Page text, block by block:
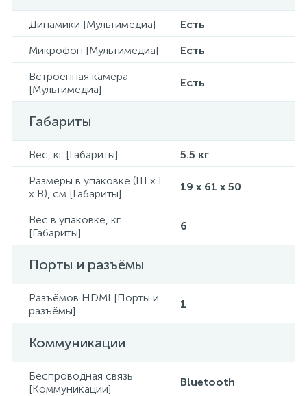
Динамики [Мультимедиа]
Есть
Микрофон [Мультимедиа]
Есть
Встроенная камера
[Мультимедиа]
Есть
Габариты
Вес, кг [Габариты]
5.5 кг
Размеры в упаковке (Ш x Г
x В), см [Габариты]
19 x 61 x 50
Вес в упаковке, кг
[Габариты]
6
Порты и разъёмы
Разъёмов HDMI [Порты и
разъёмы]
1
Коммуникации
Беспроводная связь
[Коммуникации]
Bluetooth